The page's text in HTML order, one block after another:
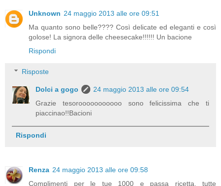
Unknown 24 maggio 2013 alle ore 09:51
Ma quanto sono belle???? Così delicate ed eleganti e così
golose! La signora delle cheesecake!!!!!! Un bacione
Rispondi
Risposte
Dolci a gogo
24 maggio 2013 alle ore 09:54
Grazie tesorooooooooooo sono felicissima che ti
piaccinao!!Bacioni
Rispondi
Renza 24 maggio 2013 alle ore 09:58
Complimenti per le tue 1000 e passa ricetta, tutte